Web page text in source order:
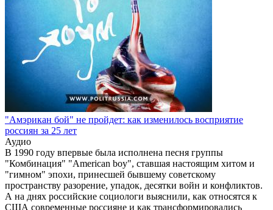
"Амэрикан бой" не пройдет: как изменилось восприятие
россиян за 25 лет
Аудио
В 1990 году впервые была исполнена песня группы
"Комбинация" "American boy", ставшая настоящим хитом и
"гимном" эпохи, принесшей бывшему советскому
пространству разорение, упадок, десятки войн и конфликтов.
А на днях российские социологи выяснили, как относятся к
США современные россияне и как трансформировались